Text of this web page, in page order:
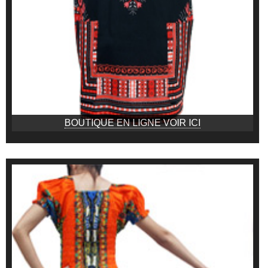
BOUTIQUE EN LIGNE VOIR ICI